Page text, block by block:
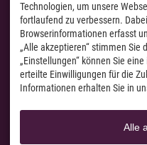
Unsere Zimmer &
Suiten
Suchen & Buchen
Anfragen
Anfahrt & Routenplaner
Webcams & Livecams
Jobs
A-Z
Technologien, um unsere
fortlaufend zu verbessern.
Browserinformationen erfasst
„Alle akzeptieren“ stimmen Sie
„Einstellungen“ können Sie
erteilte Einwilligungen für die
Informationen erhalten Sie in
Alle